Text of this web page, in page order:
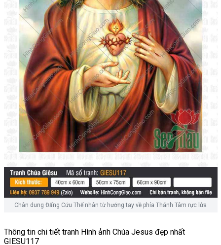
Chân dung Đấng Cứu Thế nhân từ hướng tay về phía Thánh Tâm rực lửa
Thông tin chi tiết tranh Hình ảnh Chúa Jesus đẹp nhất
GIESU117